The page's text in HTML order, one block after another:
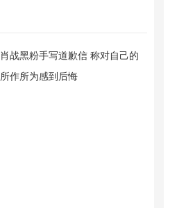
肖战黑粉手写道歉信 称对自己的
所作所为感到后悔